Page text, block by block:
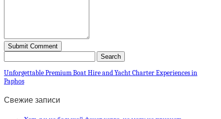
Unforgettable Premium Boat Hire and Yacht Charter Experiences in
Paphos
Свежие записи